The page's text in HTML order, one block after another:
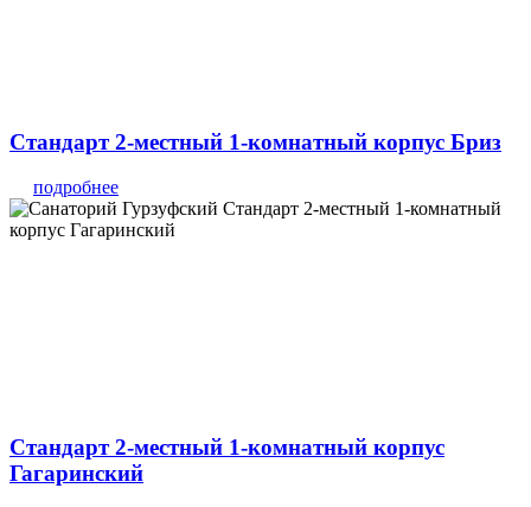
Стандарт 2-местный 1-комнатный корпус Бриз
подробнее
Стандарт 2-местный 1-комнатный корпус
Гагаринский